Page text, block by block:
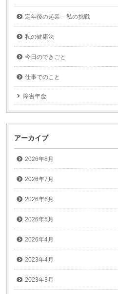
定年後の起業 – 私の挑戦
私の健康法
今日のできごと
仕事でのこと
障害年金
アーカイブ
2026年8月
2026年7月
2026年6月
2026年5月
2026年4月
2023年4月
2023年3月